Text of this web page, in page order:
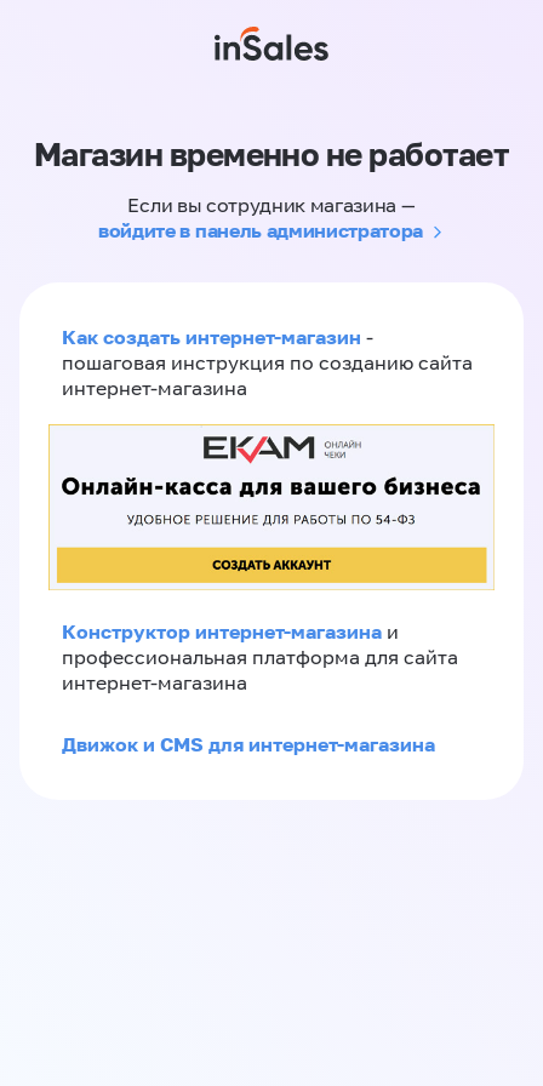
Магазин временно не работает
Если вы сотрудник магазина —
войдите в панель администратора
Как создать интернет-магазин -
пошаговая инструкция по созданию сайта
интернет-магазина
Конструктор интернет-магазина и
профессиональная платформа для сайта
интернет-магазина
Движок и CMS для интернет-магазина